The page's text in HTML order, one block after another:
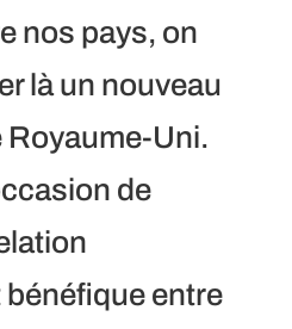
nos pays, on
là un nouveau
Royaume-Uni.
de
entre